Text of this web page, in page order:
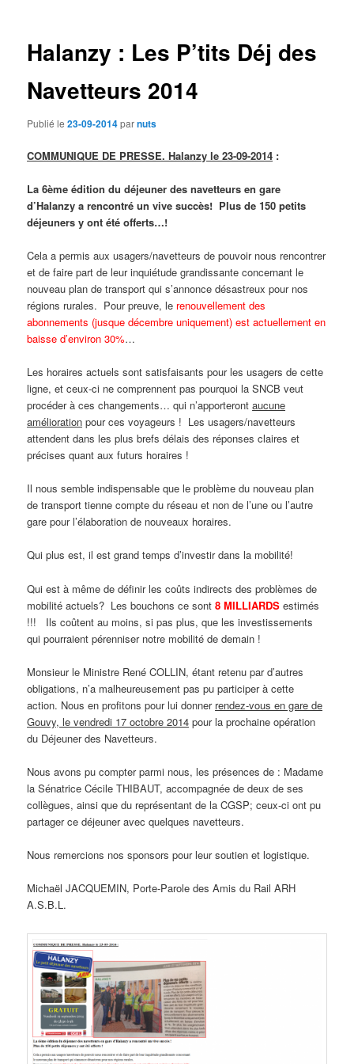
Halanzy : Les P’tits Déj des
Navetteurs 2014
Publié le23-09-2014parnuts
COMMUNIQUE DE PRESSE. Halanzy le 23-09-2014 :
La 6ème édition du déjeuner des navetteurs en gare
d’Halanzy a rencontré un vive succès! Plus de 150 petits
déjeuners y ont été offerts…!
Cela a permis aux usagers/navetteurs de pouvoir nous rencontrer
et de faire part de leur inquiétude grandissante concernant le
nouveau plan de transport qui s’annonce désastreux pour nos
régions rurales. Pour preuve, le renouvellement des
abonnements (jusque décembre uniquement) est actuellement en
baisse d’environ 30%…
Les horaires actuels sont satisfaisants pour les usagers de cette
ligne, et ceux-ci ne comprennent pas pourquoi la SNCB veut
procéder à ces changements… qui n’apporterontaucune
amélioration pour ces voyageurs ! Les usagers/navetteurs
attendent dans les plus brefs délais des réponses claires et
précises quant aux futurs horaires !
Il nous semble indispensable que le problème du nouveau plan
de transport tienne compte du réseau et non de l’une ou l’autre
gare pour l’élaboration de nouveaux horaires.
Qui plus est, il est grand temps d’investir dans la mobilité!
Qui est à même de définir les coûts indirects des problèmes de
mobilité actuels? Les bouchons ce sont8 MILLIARDS estimés
!!! Ils coûtent au moins, si pas plus, que les investissements
qui pourraient pérenniser notre mobilité de demain !
Monsieur le Ministre René COLLIN, étant retenu par d’autres
obligations, n’a malheureusement pas pu participer à cette
action. Nous en profitons pour lui donner rendez-vous en gare de
Gouvy, le vendredi 17 octobre 2014 pour la prochaine opération
du Déjeuner des Navetteurs.
Nous avons pu compter parmi nous, les présences de : Madame
la Sénatrice Cécile THIBAUT, accompagnée de deux de ses
collègues, ainsi que du représentant de la CGSP; ceux-ci ont pu
partager ce déjeuner avec quelques navetteurs.
Nous remercions nos sponsors pour leur soutien et logistique.
Michaël JACQUEMIN, Porte-Parole des Amis du Rail ARH
A.S.B.L.